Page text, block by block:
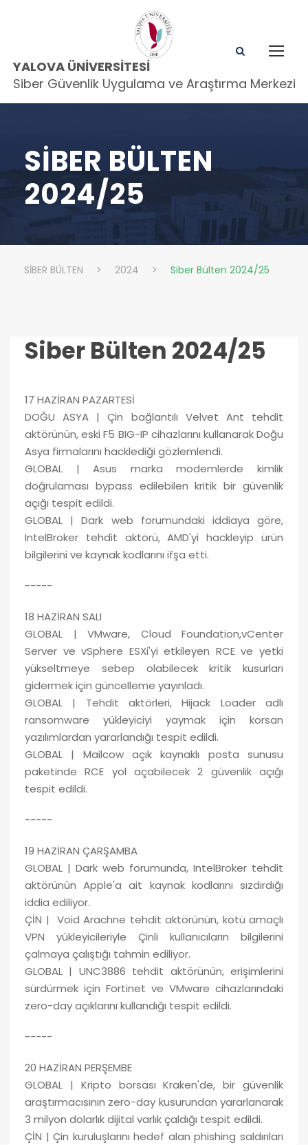
YALOVA ÜNIVERSITESI
Siber Güvenlik Uygulama ve Araştırma Merkezi
SIBER BÜLTEN
2024/25
SİBER BÜLTEN > 2024 > Siber Bülten 2024/25
Siber Bülten 2024/25
17 HAZİRAN PAZARTESİ
DOĞU ASYA | Çin bağlantılı Velvet Ant tehdit
aktörünün, eski F5 BIG-IP cihazlarını kullanarak Doğu
Asya firmalarını hacklediği gözlemlendi.
GLOBAL | Asus marka modemlerde kimlik
doğrulaması bypass edilebilen kritik bir güvenlik
açığı tespit edildi.
GLOBAL | Dark web forumundaki iddiaya göre,
IntelBroker tehdit aktörü, AMD'yi hackleyip ürün
bilgilerini ve kaynak kodlarını ifşa etti.
-----
18 HAZİRAN SALI
GLOBAL | VMware, Cloud Foundation,vCenter
Server ve vSphere ESXi'yi etkileyen RCE ve yetki
yükseltmeye sebep olabilecek kritik kusurları
gidermek için güncelleme yayınladı.
GLOBAL | Tehdit aktörleri, Hijack Loader adlı
ransomware yükleyiciyi yaymak için korsan
yazılımlardan yararlandığı tespit edildi.
GLOBAL | Mailcow açık kaynaklı posta sunusu
paketinde RCE yol açabilecek 2 güvenlik açığı
tespit edildi.
-----
19 HAZİRAN ÇARŞAMBA
GLOBAL | Dark web forumunda, IntelBroker tehdit
aktörünün Apple'a ait kaynak kodlarını sızdırdığı
iddia ediliyor.
ÇİN | Void Arachne tehdit aktörünün, kötü amaçlı
VPN yükleyicileriyle Çinli kullanıcıların bilgilerini
çalmaya çalıştığı tahmin ediliyor.
GLOBAL | UNC3886 tehdit aktörünün, erişimlerini
sürdürmek için Fortinet ve VMware cihazlarındaki
zero-day açıklarını kullandığı tespit edildi.
-----
20 HAZİRAN PERŞEMBE
GLOBAL | Kripto borsası Kraken'de, bir güvenlik
araştırmacısının zero-day kusurundan yararlanarak
3 milyon dolarlık dijital varlık çaldığı tespit edildi.
ÇİN | Çin kuruluşlarını hedef alan phishing saldırıları